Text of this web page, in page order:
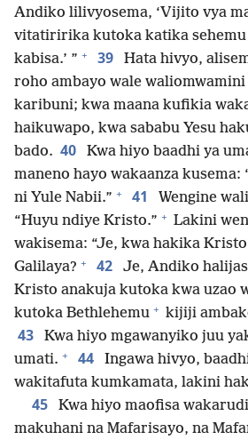
Andiko lilivyosema, ‘Vijito vya
vitatiririka kutoka katika sehemu
kabisa.’ ” + 39
Hata hivyo,
roho ambayo wale
karibuni; kwa maana kufikia
haikuwapo, kwa sababu Yesu
bado. 40
Kwa hiyo baadhi ya
maneno hayo wakaanza kusema:
ni Yule Nabii.” + 41
Wengine
“Huyu ndiye Kristo.” + Lakini
wakisema: “Je, kwa hakika Kristo
Galilaya? + 42
Je, Andiko
Kristo anakuja kutoka kwa uzao
kutoka Bethlehemu + kijiji
43
Kwa hiyo mgawanyiko juu
umati. + 44
Ingawa hivyo,
wakitafuta kumkamata, lakini
45
Kwa hiyo maofisa
makuhani na Mafarisayo, na